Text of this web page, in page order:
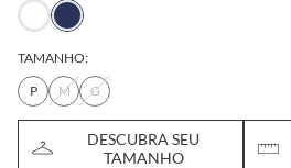
TAMANHO:
P
M G
DESCUBRA SEU
TAMANHO